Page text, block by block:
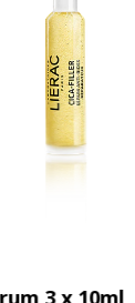
3 x 10ml